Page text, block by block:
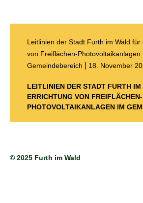
Leitlinien der Stadt Furth im Wald für
von Freiflächen-Photovoltaikanlagen
Gemeindebereich
18. November
LEITLINIEN DER STADT FURTH
ERRICHTUNG VON FREIFLÄCHEN-
PHOTOVOLTAIKANLAGEN IM
© 2025 Furth im Wald